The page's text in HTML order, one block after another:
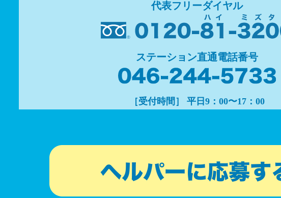
代表フリーダイヤル
ステーション直通電話番号
［受付時間］ 平日9：00〜17：00